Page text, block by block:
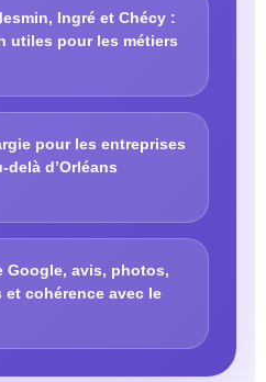
Ingré et Chécy :
utiles pour les métiers
pour les entreprises
d’Orléans
Google, avis, photos,
cohérence avec le